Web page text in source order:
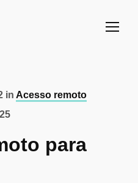
in Acesso remoto
para